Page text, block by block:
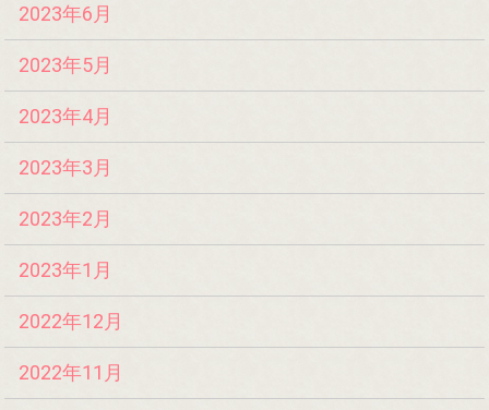
2023年6月
2023年5月
2023年4月
2023年3月
2023年2月
2023年1月
2022年12月
2022年11月